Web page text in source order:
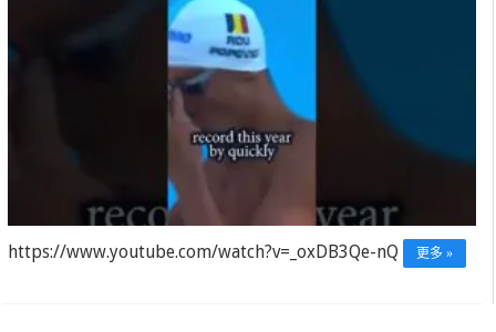
https://www.youtube.com/watch?v=_oxDB3Qe-nQ 更多 »